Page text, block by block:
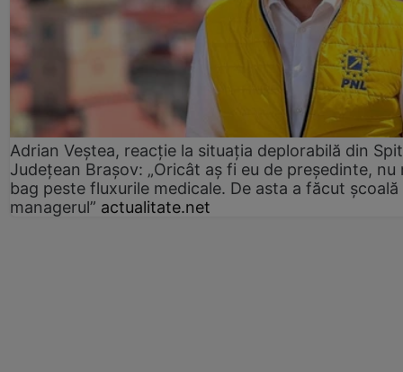
Adrian Veștea, reacție la situația deplorabilă din
Județean Brașov: „Oricât aș fi eu de președinte, nu
bag peste fluxurile medicale. De asta a făcut școală
managerul” actualitate.net